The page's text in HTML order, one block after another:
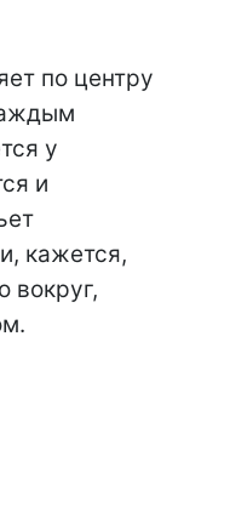
по центру
у
и
кажется,
вокруг,